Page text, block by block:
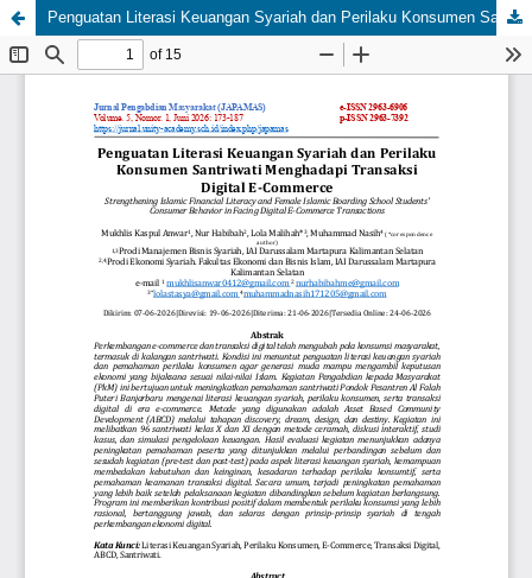
Penguatan Literasi Keuangan Syariah dan Perilaku Konsumen Santriwati Menghadapi Transaksi Digital E-Commerce